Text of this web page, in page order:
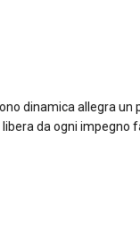
dinamica allegra
da ogni